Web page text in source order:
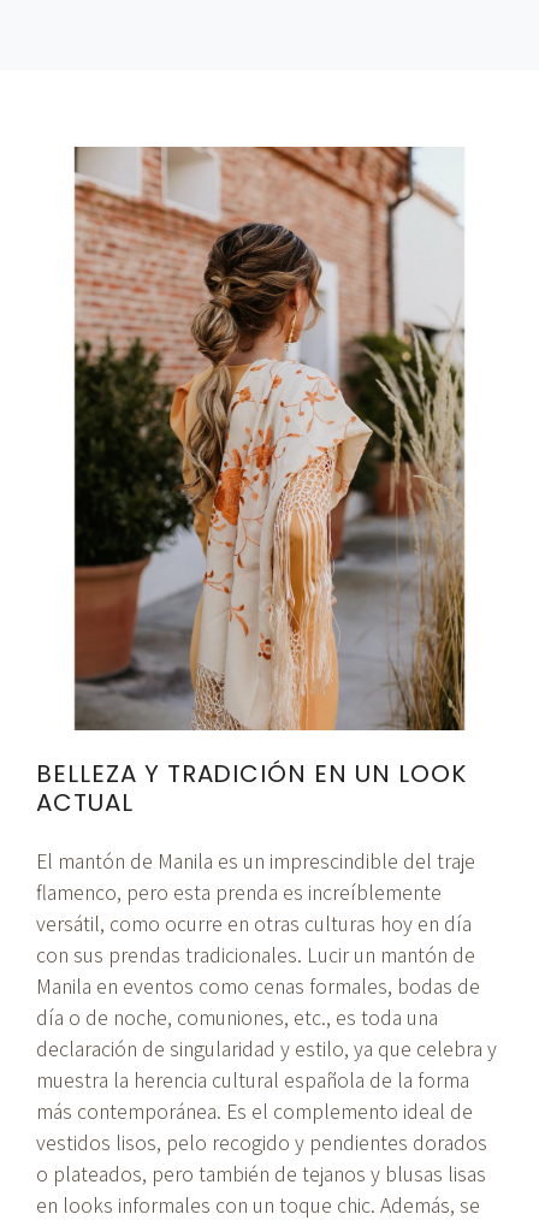
BELLEZA Y TRADICIÓN EN UN LOOK
ACTUAL
El mantón de Manila es un imprescindible del traje
flamenco, pero esta prenda es increíblemente
versátil, como ocurre en otras culturas hoy en día
con sus prendas tradicionales. Lucir un mantón de
Manila en eventos como cenas formales, bodas de
día o de noche, comuniones, etc., es toda una
declaración de singularidad y estilo, ya que celebra y
muestra la herencia cultural española de la forma
más contemporánea. Es el complemento ideal de
vestidos lisos, pelo recogido y pendientes dorados
o plateados, pero también de tejanos y blusas lisas
en looks informales con un toque chic. Además, se